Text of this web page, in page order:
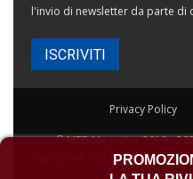
l'invio di newsletter da parte di
Privacy Policy
© MTB Magazine 2019 -
Partita IVA IT01129951008
Rea RM-